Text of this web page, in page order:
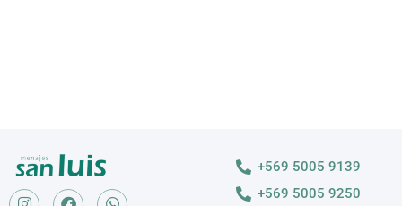
+569 5005 9139
+569 5005 9250